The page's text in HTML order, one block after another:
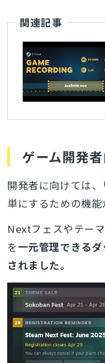
関連記事
ゲーム開発
開発者に向けては
単にするための機能
Nextフェスやテー
を一元管理できる
されました。